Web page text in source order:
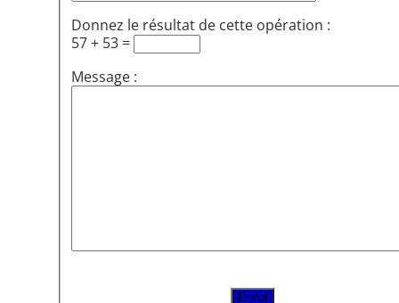
Donnez le résultat de cette opération :
57 + 53 =
Message :